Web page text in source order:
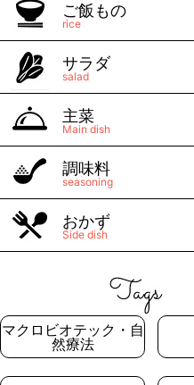
ご飯もの
rice
サラダ
salad
主菜
Main dish
調味料
seasoning
おかず
Side dish
マクロビオテック・自
然療法